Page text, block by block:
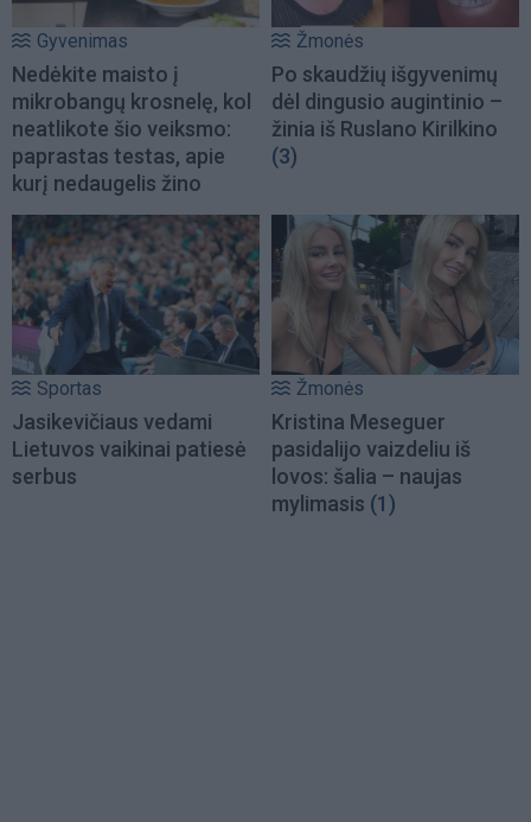
Gyvenimas
Nedėkite maisto į
mikrobangų krosnelę, kol
neatlikote šio veiksmo:
paprastas testas, apie
kurį nedaugelis žino
Žmonės
Po skaudžių išgyvenimų
dėl dingusio augintinio –
žinia iš Ruslano Kirilkino
(3)
Sportas
Jasikevičiaus vedami
Lietuvos vaikinai patiesė
serbus
Žmonės
Kristina Meseguer
pasidalijo vaizdeliu iš
lovos: šalia – naujas
mylimasis (1)